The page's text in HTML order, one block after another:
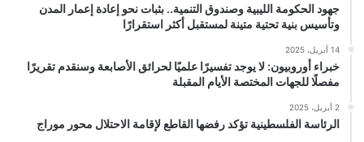
جهود الحكومة الليبية وصندوق التنمية.. بثبات نحو إعادة إعمار المدن
وتأسيس بنية تحتية متينة لمستقبل أكثر استقرارًا
14 أبريل، 2025
خبراء أوروبيون: لا يوجد تفسيرًا علميًا لحرائق الأصابعة وسنقدم تقريرًا
مفصلًا للجهات المختصة الأيام المقبلة
2 أبريل، 2025
الرئاسة الفلسطينية تؤكد رفضها القاطع لإقامة الاحتلال محور موراج